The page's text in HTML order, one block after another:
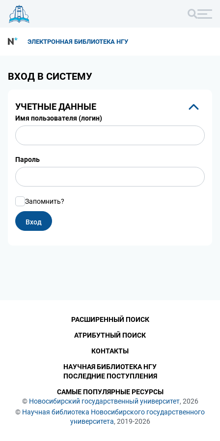
ЭЛЕКТРОННАЯ БИБЛИОТЕКА НГУ
ВХОД В СИСТЕМУ
УЧЕТНЫЕ ДАННЫЕ
Имя пользователя (логин)
Пароль
Запомнить?
© Новосибирский государственный университет, 2026
© Научная библиотека Новосибирского государственного
университета, 2019-2026
РАСШИРЕННЫЙ ПОИСК
АТРИБУТНЫЙ ПОИСК
КОНТАКТЫ
НАУЧНАЯ БИБЛИОТЕКА НГУ
ПОСЛЕДНИЕ ПОСТУПЛЕНИЯ
САМЫЕ ПОПУЛЯРНЫЕ РЕСУРСЫ